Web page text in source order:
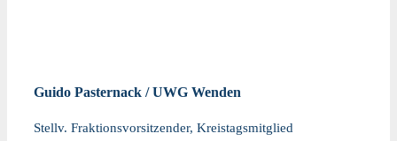
Guido Pasternack / UWG Wenden
Stellv. Fraktionsvorsitzender, Kreistagsmitglied